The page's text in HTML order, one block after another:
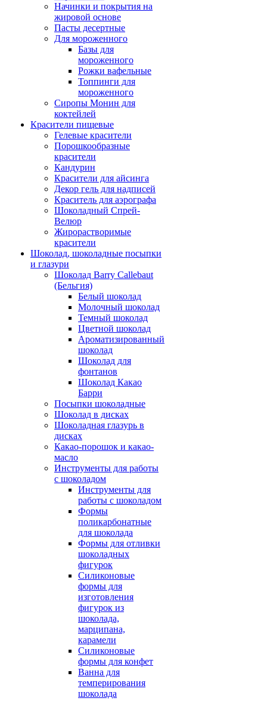
Начинки и покрытия на
жировой основе
Пасты десертные
Для мороженного
Базы для
мороженного
Рожки вафельные
Топпинги для
мороженного
Сиропы Монин для
коктейлей
Красители пищевые
Гелевые красители
Порошкообразные
красители
Кандурин
Красители для айсинга
Декор гель для надписей
Краситель для аэрографа
Шоколадный Спрей-
Велюр
Жирорастворимые
красители
Шоколад, шоколадные посыпки
и глазури
Шоколад Barry Callebaut
(Бельгия)
Белый шоколад
Молочный шоколад
Темный шоколад
Цветной шоколад
Ароматизированный
шоколад
Шоколад для
фонтанов
Шоколад Какао
Барри
Посыпки шоколадные
Шоколад в дисках
Шоколадная глазурь в
дисках
Какао-порошок и какао-
масло
Инструменты для работы
с шоколадом
Инструменты для
работы с шоколадом
Формы
поликарбонатные
для шоколада
Формы для отливки
шоколадных
фигурок
Силиконовые
формы для
изготовления
фигурок из
шоколада,
марципана,
карамели
Силиконовые
формы для конфет
Ванна для
темперирования
шоколада